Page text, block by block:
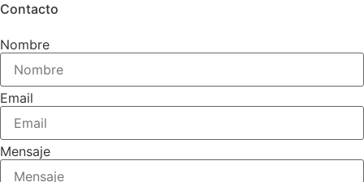
Contacto
Nombre
Email
Mensaje